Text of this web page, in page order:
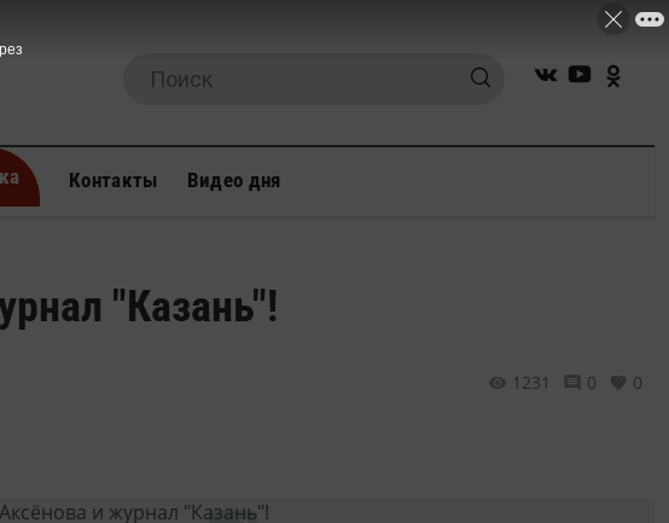
Контакты Видео дня
"Казань"!
1231 0 0